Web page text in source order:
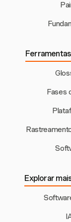
Fases
Explorar